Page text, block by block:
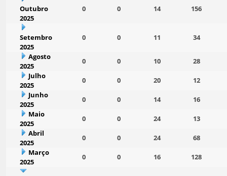
Outubro
2025
0 0 14 156
Setembro
2025
0 0 11 34
Agosto
2025
0 0 10
28
Julho
2025
0 0 20
12
Junho
2025
0 0 14
16
Maio
2025
0 0 24
13
Abril
2025
0 0 24
68
Março
2025
0 0 16 128